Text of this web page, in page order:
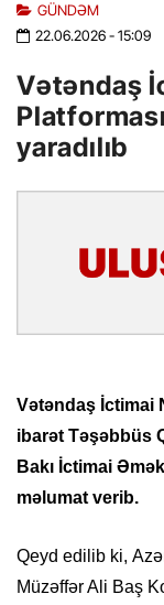
GÜNDƏM
22.06.2026- 15:09
Vətəndaş
yaradılıb
Vətəndaş İctimai
ibarət Təşəbbüs
Bakı İctimai
məlumat verib.
Qeyd edilib ki,
Müzəffər Ali Baş